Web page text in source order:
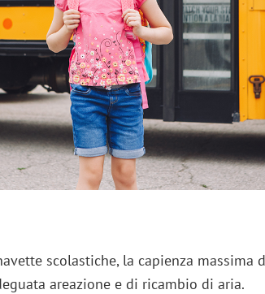
scolastiche, la capienza massima
areazione e di ricambio di aria.